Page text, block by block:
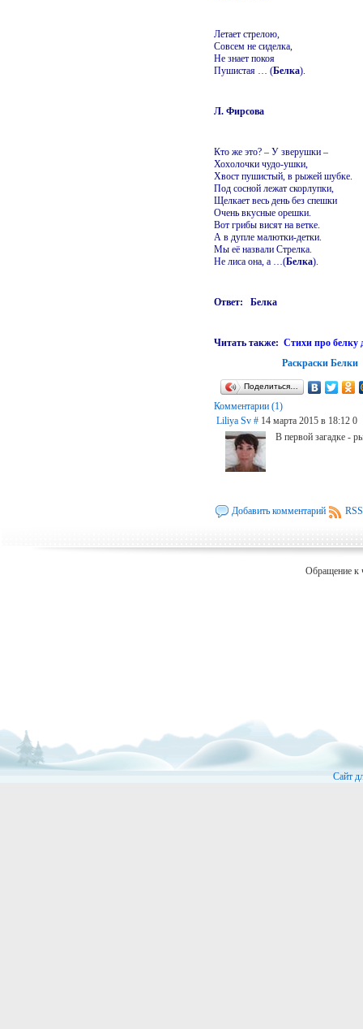
Летает стрелою,
Совсем не сиделка,
Не знает покоя
Пушистая … (Белка).
Л. Фирсова
Кто же это? – У зверушки –
Хохолочки чудо-ушки,
Хвост пушистый, в рыжей шубке.
Под сосной лежат скорлупки,
Щелкает весь день без спешки
Очень вкусные орешки.
Вот грибы висят на ветке.
А в дупле малютки-детки.
Мы её назвали Стрелка.
Не лиса она, а …(Белка).
Ответ: Белка
Читать также: Стихи про белку
Раскраски Белки
Поделиться…
Комментарии (1)
Liliya Sv # 14 марта 2015 в 18:12 0
В первой загадке -
Добавить комментарий
Обращение к
Сайт